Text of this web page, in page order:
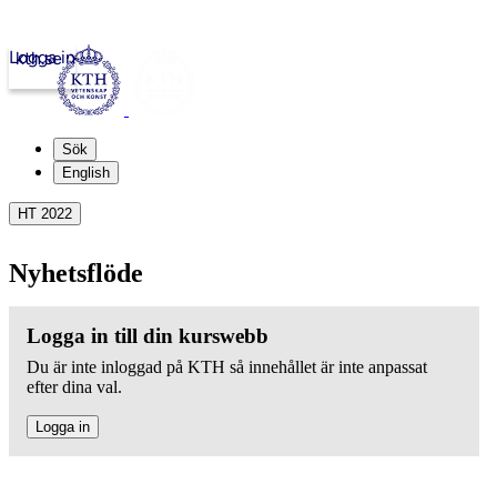
kth.se
Logga in
Sök
English
HT 2022
Nyhetsflöde
Logga in till din kurswebb
Du är inte inloggad på KTH så innehållet är inte anpassat
efter dina val.
Logga in